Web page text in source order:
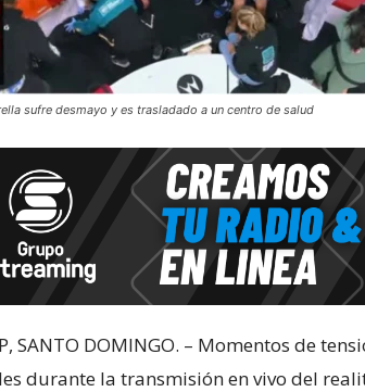
sufre desmayo y es trasladado a un centro de salud
SANTO DOMINGO. – Momentos de
durante la transmisión en vivo del